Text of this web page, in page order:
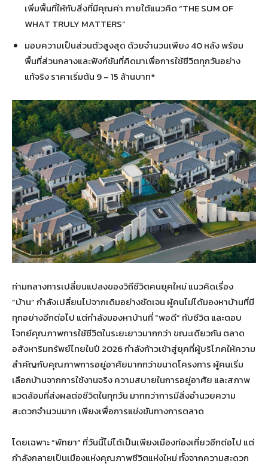
เพิ่มพื้นที่ให้กับสิ่งที่มีคุณค่า ภายใต้แนวคิด “THE SUM OF
WHAT TRULY MATTERS”
มอบความเป็นส่วนตัวสูงสุด ด้วยจำนวนเพียง 40 หลัง พร้อม
พื้นที่ส่วนกลางและฟังก์ชันที่คิดมาเพื่อการใช้ชีวิตทุกวันอย่าง
แท้จริง ราคาเริ่มต้น 9 – 15 ล้านบาท*
ท่ามกลางการเปลี่ยนแปลงของวิถีชีวิตคนยุคใหม่ แนวคิดเรื่อง
“บ้าน” กำลังเปลี่ยนไปจากเดิมอย่างชัดเจน ผู้คนไม่ได้มองหาบ้านที่มี
ทุกอย่างอีกต่อไป แต่กำลังมองหาบ้านที่ “พอดี” กับชีวิต และตอบ
โจทย์คุณภาพการใช้ชีวิตในระยะยาวมากกว่า ขณะเดียวกัน ตลาด
อสังหาริมทรัพย์ไทยในปี 2026 กำลังก้าวเข้าสู่ยุคที่ผู้บริโภคให้ความ
สำคัญกับคุณภาพการอยู่อาศัยมากกว่าขนาดโครงการ ผู้คนเริ่ม
เลือกบ้านจากการใช้งานจริง ความสบายในการอยู่อาศัย และสภาพ
แวดล้อมที่ส่งผลต่อชีวิตในทุกวัน มากกว่าการมีสิ่งอำนวยความ
สะดวกจำนวนมาก เพียงเพื่อการแข่งขันทางการตลาด
โดยเฉพาะ “พัทยา” ที่วันนี้ไม่ได้เป็นเพียงเมืองท่องเที่ยวอีกต่อไป แต่
กำลังกลายเป็นเมืองแห่งคุณภาพชีวิตแห่งใหม่ ทั้งจากความสะดวก